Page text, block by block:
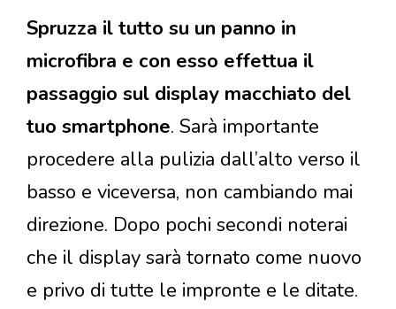
Spruzza il tutto su un panno in
microfibra e con esso effettua il
passaggio sul display macchiato del
tuo smartphone. Sarà importante
procedere alla pulizia dall’alto verso il
basso e viceversa, non cambiando mai
direzione. Dopo pochi secondi noterai
che il display sarà tornato come nuovo
e privo di tutte le impronte e le ditate.